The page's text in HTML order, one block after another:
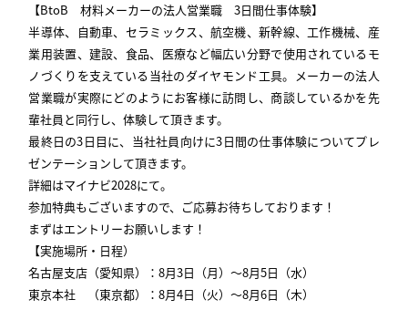
【BtoB 材料メーカーの法人営業職 3日間仕事体験】
半導体、自動車、セラミックス、航空機、新幹線、工作機械、産
業用装置、建設、食品、医療など幅広い分野で使用されているモ
ノづくりを支えている当社のダイヤモンド工具。メーカーの法人
営業職が実際にどのようにお客様に訪問し、商談しているかを先
輩社員と同行し、体験して頂きます。
最終日の3日目に、当社社員向けに3日間の仕事体験についてプレ
ゼンテーションして頂きます。
詳細はマイナビ2028にて。
参加特典もございますので、ご応募お待ちしております！
まずはエントリーお願いします！
【実施場所・日程）
名古屋支店（愛知県）：8月3日（月）～8月5日（水）
東京本社 （東京都）：8月4日（火）～8月6日（木）